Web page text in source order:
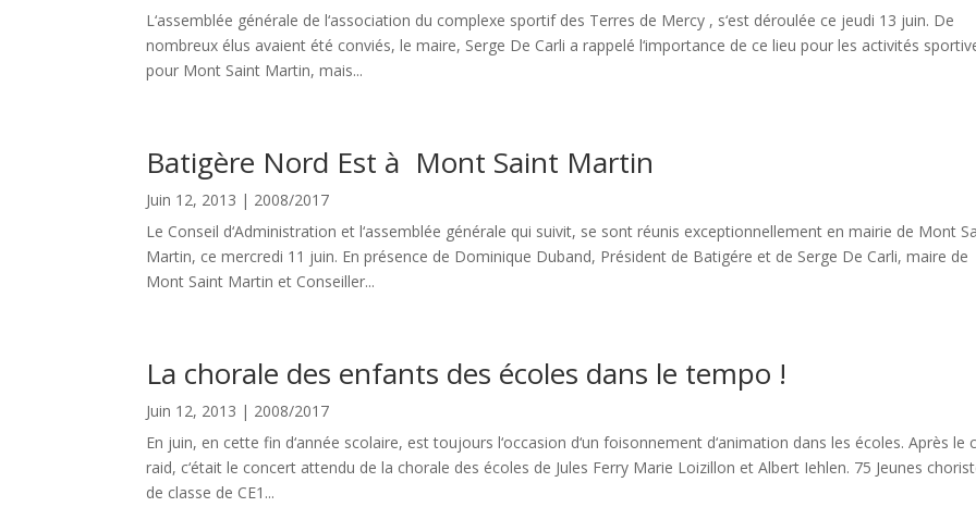
L‘assemblée générale de l‘association du complexe sportif des Terres de Mercy , s‘est déroulée ce jeudi 13 juin. De
nombreux élus avaient été conviés, le maire, Serge De Carli a rappelé l‘importance de ce lieu pour les activités
pour Mont Saint Martin, mais...
Batigère Nord Est à Mont Saint Martin
Juin 12, 2013 | 2008/2017
Le Conseil d‘Administration et l‘assemblée générale qui suivit, se sont réunis exceptionnellement en mairie de Mont
Martin, ce mercredi 11 juin. En présence de Dominique Duband, Président de Batigére et de Serge De Carli, maire de
Mont Saint Martin et Conseiller...
La chorale des enfants des écoles dans le tempo !
Juin 12, 2013 | 2008/2017
En juin, en cette fin d‘année scolaire, est toujours l‘occasion d‘un foisonnement d‘animation dans les écoles. Après le
raid, c‘était le concert attendu de la chorale des écoles de Jules Ferry Marie Loizillon et Albert Iehlen. 75 Jeunes
de classe de CE1...